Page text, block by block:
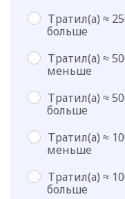
Тратил(а) ≈
больше
Тратил(а) ≈
меньше
Тратил(а) ≈
больше
Тратил(а) ≈
меньше
Тратил(а) ≈
больше